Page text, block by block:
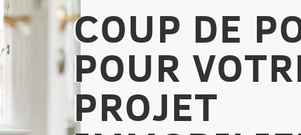
COUP DE
POUR
PROJET